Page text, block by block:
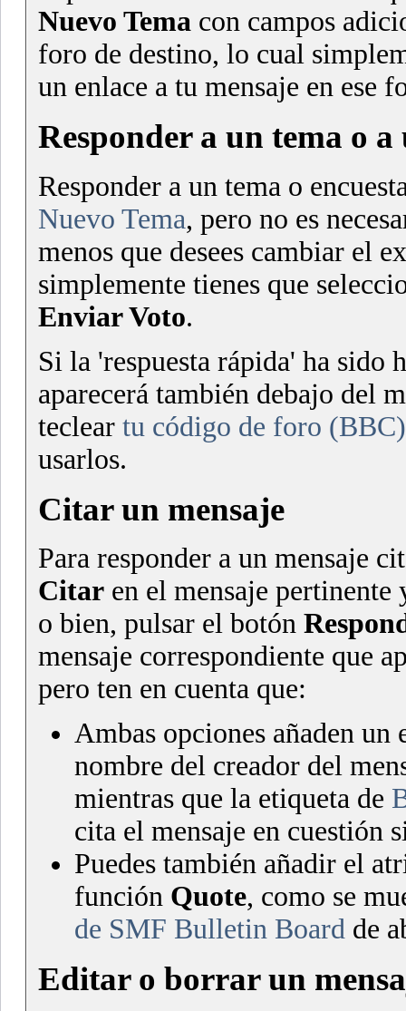
Nuevo Temacon campos
foro de destino, lo cual
un enlace a tu mensaje en ese
Responder a un tema o a
Responder a un tema o
Nuevo Tema, pero no es
menos que desees cambiar el
simplemente tienes que
Enviar Voto.
Si la 'respuesta rápida' ha sido
aparecerá también debajo del
teclear tu código de foro (BBC)
usarlos.
Citar un mensaje
Para responder a un mensaje
Citaren el mensaje pertinente
o bien, pulsar el botón
mensaje correspondiente que
pero ten en cuenta que:
Ambas opciones añaden
nombre del creador del
mientras que la etiqueta de
cita el mensaje en cuestión
Puedes también añadir el
función Quote, como se
de SMF Bulletin Boardde
Editar o borrar un